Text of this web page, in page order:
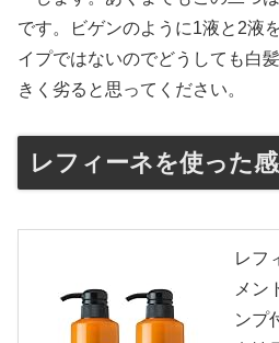
です。ビゲンのように1液と2液
イプではないのでどうしても白
きく劣ると思ってください。
レフィーネを使った
レフ
メン
ンプ